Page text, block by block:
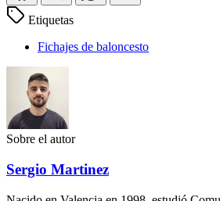
Etiquetas
Fichajes de baloncesto
Sobre el autor
Sergio Martinez